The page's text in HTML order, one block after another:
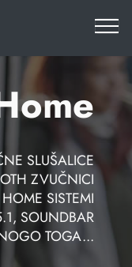
SLUŠALICE
ZVUČNICI
SISTEMI
SOUNDBAR
TOGA...